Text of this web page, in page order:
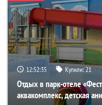
12:52:34 Купили:21
Отдых в парк-отеле
аквакомплекс, детская